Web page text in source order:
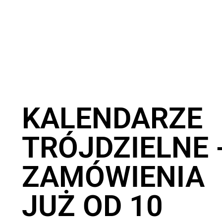
KALENDARZE
TRÓJDZIELNE
ZAMÓWIENIA
JUŻ OD 10